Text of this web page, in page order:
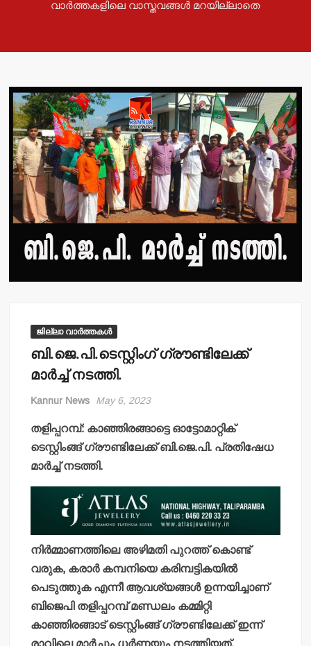
വാർത്തകളിലെ വാസ്തവങ്ങൾ മറയില്ലാതെ
ജില്ലാ വാർത്തകൾ
ബി.ജെ.പി.ടെസ്റ്റിംഗ് ഗ്രൗണ്ടിലേക്ക്
മാര്‍ച്ച് നടത്തി.
Kannur News May 6, 2023
തളിപ്പറമ്പ്: കാഞ്ഞിരങ്ങാട്ടെ ഓട്ടോമാറ്റിക്
ടെസ്റ്റിംങ്ങ് ഗ്രൗണ്ടിലേക്ക് ബി.ജെ.പി. പ്രതിഷേധ
മാര്‍ച്ച് നടത്തി.
നിര്‍മ്മാണത്തിലെ അഴിമതി പുറത്ത് കൊണ്ട്
വരുക, കരാര്‍ കമ്പനിയെ കരിമ്പട്ടികയില്‍
പെടുത്തുക എന്നീ ആവശ്യങ്ങള്‍ ഉന്നയിച്ചാണ്
ബിജെപി തളിപ്പറമ്പ് മണ്ഡലം കമ്മിറ്റി
കാഞ്ഞിരങ്ങാട് ടെസ്റ്റിംങ്ങ് ഗ്രൗണ്ടിലേക്ക് ഇന്ന്
രാവിലെ മാര്‍ച്ചും ധര്‍ണ്ണയും നടത്തിയത്.